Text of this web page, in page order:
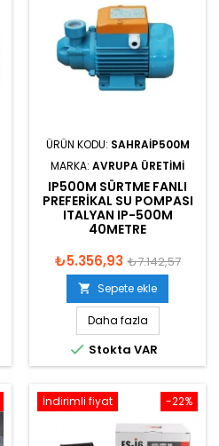
ÜRÜN KODU: SAHRAIP500M
MARKA: AVRUPA ÜRETIMI
IP500M SÜRTME FANLI
PREFERIKAL SU POMPASI
ITALYAN IP-500M
40METRE
₺5.356,93 ₺7.142,57
 Sepete ekle
Daha fazla
 Stokta VAR
-22%
İndirimli fiyat